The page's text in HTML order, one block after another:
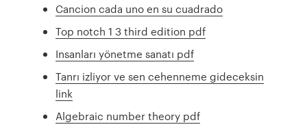
Cancion cada uno en su cuadrado
Top notch 1 3 third edition pdf
Insanları yönetme sanatı pdf
Tanrı izliyor ve sen cehenneme gideceksin
link
Algebraic number theory pdf